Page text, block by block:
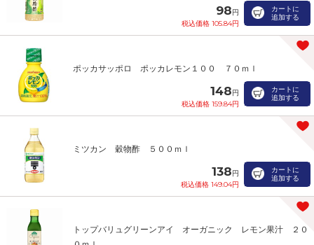
98円
税込価格 105.84円
カートに
追加する
ポッカサッポロ ポッカレモン１００ ７０ｍｌ
148円
税込価格 159.84円
カートに
追加する
ミツカン 穀物酢 ５００ｍｌ
138円
税込価格 149.04円
カートに
追加する
トップバリュグリーンアイ オーガニック レモン果汁 ２０